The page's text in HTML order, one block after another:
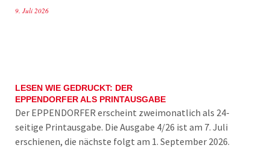
9. Juli 2026
LESEN WIE GEDRUCKT: DER
EPPENDORFER ALS PRINTAUSGABE
Der EPPENDORFER erscheint zweimonatlich als 24-
seitige Printausgabe. Die Ausgabe 4/26 ist am 7. Juli
erschienen, die nächste folgt am 1. September 2026.